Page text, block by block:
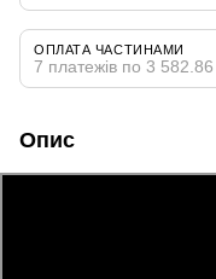
ОПЛАТА ЧАСТИНАМИ
7 платежів по 3 582.86
Опис